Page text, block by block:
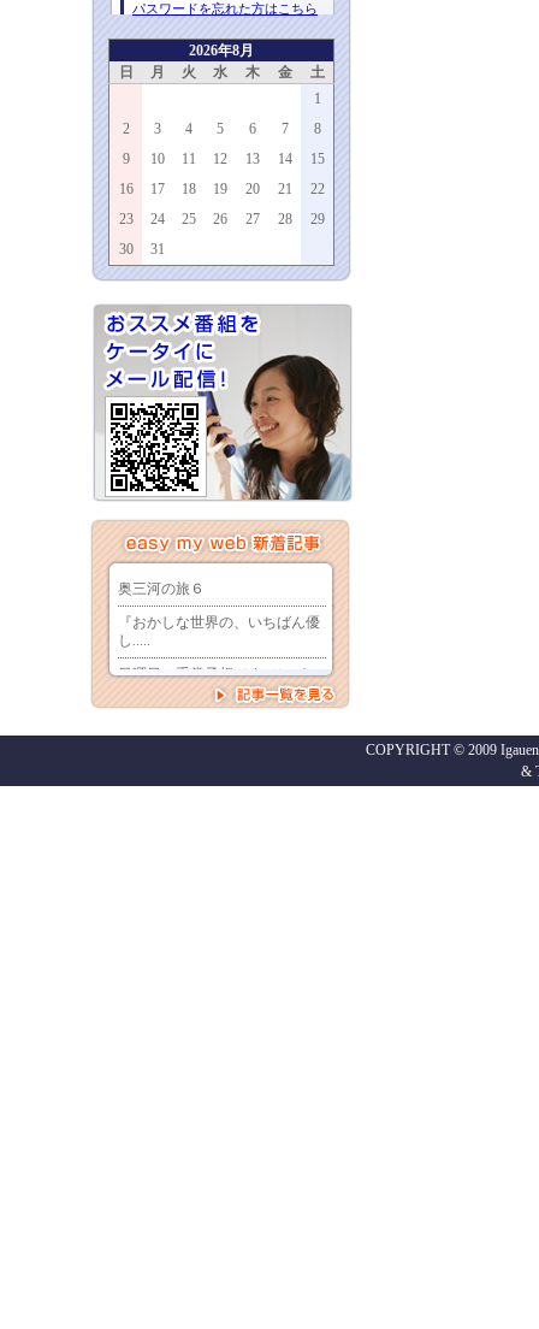
パスワードを忘れた方はこちら
2026年8月
日
月 火 水 木 金
土
1
2
3 4 5 6 7
8
9
10 11 12 13 14
15
16
17 18 19 20 21
22
23
24 25 26 27 28
29
30
31
COPYRIGHT © 2009
&